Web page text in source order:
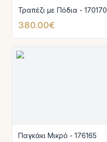
Τραπέζι με Πόδια - 170170
380.00€
Παγκάκι Μικρό - 176165